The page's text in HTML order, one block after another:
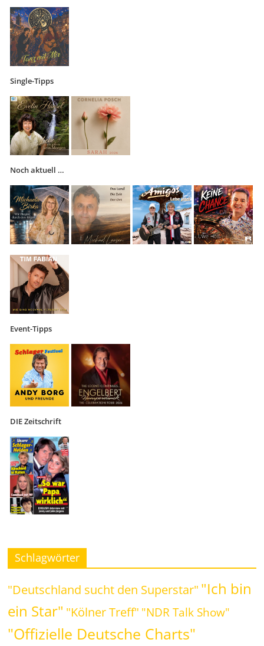
Single-Tipps
Noch aktuell …
Event-Tipps
DIE Zeitschrift
Schlagwörter
"Deutschland sucht den Superstar" "Ich bin
ein Star" "Kölner Treff" "NDR Talk Show"
"Offizielle Deutsche Charts"